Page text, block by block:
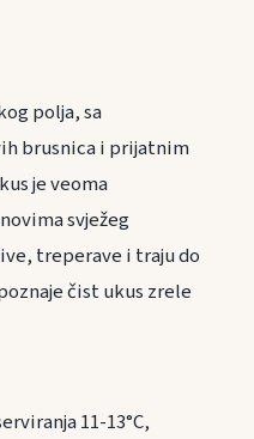
polja, sa
brusnica i prijatnim
je veoma
svježeg
treperave i traju do
čist ukus zrele
11-13°C,